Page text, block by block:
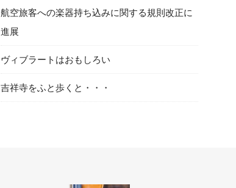
航空旅客への楽器持ち込みに関する規則改正に
進展
ヴィブラートはおもしろい
吉祥寺をふと歩くと・・・